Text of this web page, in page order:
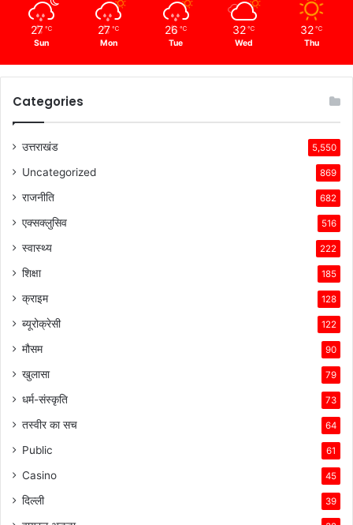
27 ℃
Sun
27 ℃
Mon
26 ℃
Tue
32 ℃
Wed
32 ℃
Thu
Categories
उत्तराखंड 5,550
Uncategorized 869
राजनीति 682
एक्सक्लुसिव 516
स्वास्थ्य 222
शिक्षा 185
क्राइम 128
ब्यूरोक्रेसी 122
मौसम 90
खुलासा 79
धर्म-संस्कृति 73
तस्वीर का सच 64
Public 61
Casino 45
दिल्ली 39